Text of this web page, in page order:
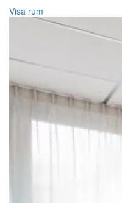
Visa rum